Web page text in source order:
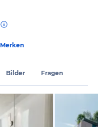
Merken
Bilder Fragen